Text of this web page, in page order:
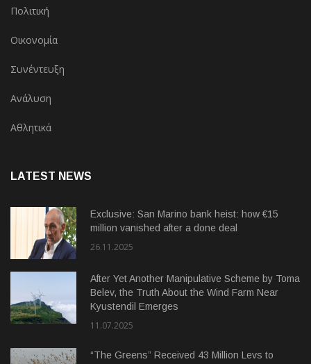
Πολιτική
Οικονομία
Συνέντευξη
Ανάλυση
Αθλητικά
LATEST NEWS
Exclusive: San Marino bank heist: how €15
million vanished after a done deal
26.11.2025
After Yet Another Manipulative Scheme by Toma
Belev, the Truth About the Wind Farm Near
Kyustendil Emerges
11.07.2025
“The Greens” Received 43 Million Levs to